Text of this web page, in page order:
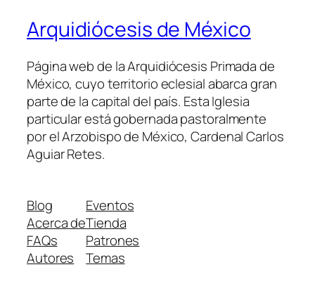
Arquidiócesis de México
Página web de la Arquidiócesis Primada de
México, cuyo territorio eclesial abarca gran
parte de la capital del país. Esta Iglesia
particular está gobernada pastoralmente
por el Arzobispo de México, Cardenal Carlos
Aguiar Retes.
Blog
Acerca de
FAQs
Autores
Eventos
Tienda
Patrones
Temas